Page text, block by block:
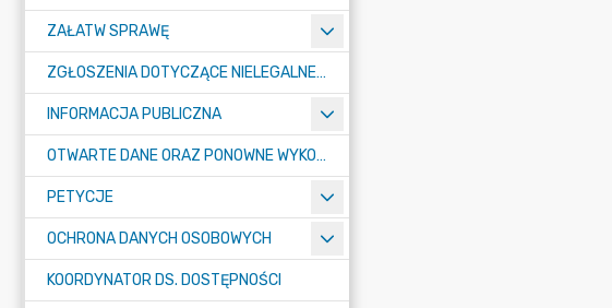
ZAŁATW SPRAWĘ
ZGŁOSZENIA DOTYCZĄCE NIELEGALNEGO SPALANIA ODPADÓW
INFORMACJA PUBLICZNA
OTWARTE DANE ORAZ PONOWNE WYKORZYSTANIE INFORMACJI SEKTORA PUBLICZNEGO
PETYCJE
OCHRONA DANYCH OSOBOWYCH
KOORDYNATOR DS. DOSTĘPNOŚCI